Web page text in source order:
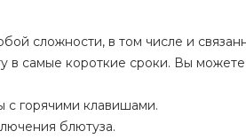
сложности, в том числе и
самые короткие сроки. Вы
с горячими клавишами.
блютуза.